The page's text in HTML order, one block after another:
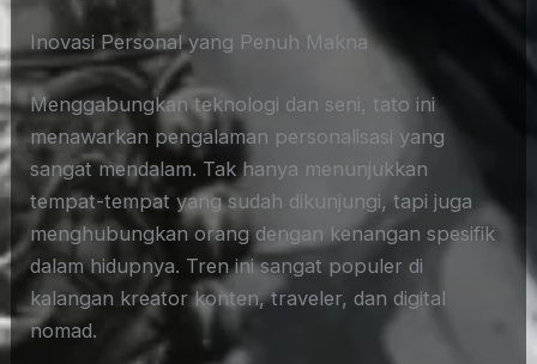
Inovasi Personal yang Penuh Makna
Menggabungkan teknologi dan seni, tato ini
menawarkan pengalaman personalisasi yang
sangat mendalam. Tak hanya menunjukkan
tempat-tempat yang sudah dikunjungi, tapi juga
menghubungkan orang dengan kenangan spesifik
dalam hidupnya. Tren ini sangat populer di
kalangan kreator konten, traveler, dan digital
nomad.